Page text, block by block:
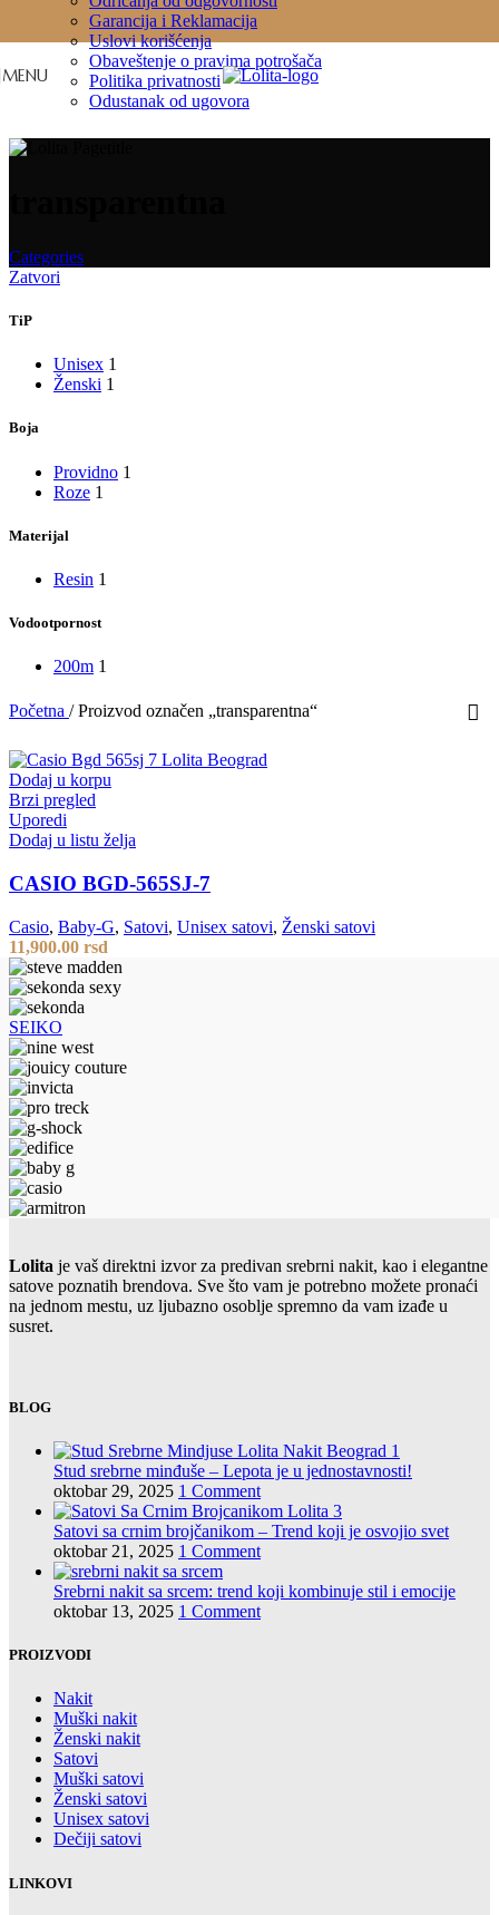
Skip to navigationSkip to main content
Garancija i Reklamacija
Uslovi korišćenja
Obaveštenje o pravima potrošača
Politika privatnosti
Odustanak od ugovora
MENU
Categories
Zatvori
TiP
Unisex 1
Ženski 1
Boja
Providno 1
Roze 1
Materijal
Resin 1
Vodootpornost
200m 1
Početna / Proizvod označen „transparentna“
Dodaj u korpu
Brzi pregled
Uporedi
Dodaj u listu želja
CASIO BGD-565SJ-7
Casio, Baby-G, Satovi, Unisex satovi, Ženski satovi
11,900.00 rsd
SEIKO
Lolita je vaš direktni izvor za predivan srebrni nakit, kao i elegantne
satove poznatih brendova. Sve što vam je potrebno možete pronaći
na jednom mestu, uz ljubazno osoblje spremno da vam izađe u
susret.
BLOG
Stud srebrne minđuše – Lepota je u jednostavnosti!
oktobar 29, 2025 1 Comment
Satovi sa crnim brojčanikom – Trend koji je osvojio svet
oktobar 21, 2025 1 Comment
Srebrni nakit sa srcem: trend koji kombinuje stil i emocije
oktobar 13, 2025 1 Comment
PROIZVODI
Nakit
Muški nakit
Ženski nakit
Satovi
Muški satovi
Ženski satovi
Unisex satovi
Dečiji satovi
LINKOVI